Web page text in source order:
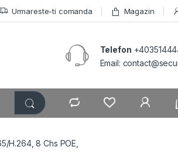
Urmareste-ti comanda Magazin
Telefon
Email:
H.264, 8 Chs POE,